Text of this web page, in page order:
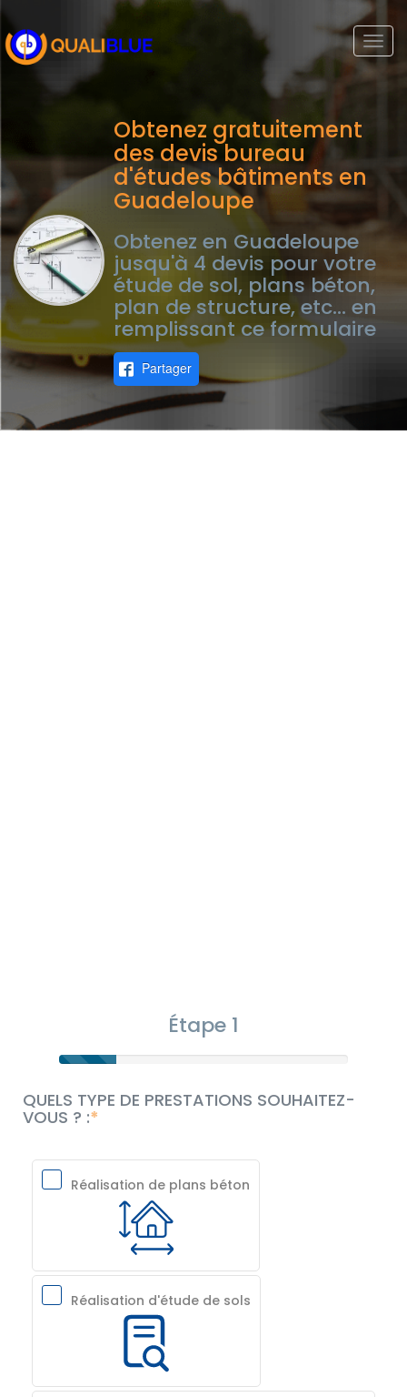
Obtenez gratuitement
des devis bureau
d'études bâtiments en
Guadeloupe
Obtenez en Guadeloupe
jusqu'à 4 devis pour votre
étude de sol, plans béton,
plan de structure, etc... en
remplissant ce formulaire
Partager
Étape 1
QUELS TYPE DE PRESTATIONS SOUHAITEZ-
VOUS ? :
Réalisation de plans béton
Réalisation d'étude de sols